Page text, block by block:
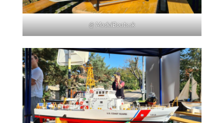
@ ModelBoats.sk